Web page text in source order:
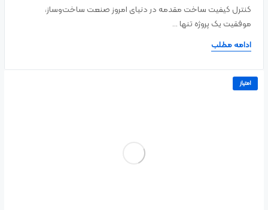
کنترل کیفیت ساخت مقدمه در دنیای امروز صنعت ساخت‌وساز،
موفقیت یک پروژه تنها ...
ادامه مطلب
امتیاز